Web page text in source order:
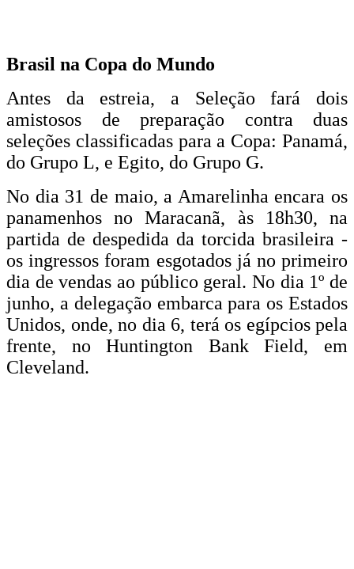
Brasil na Copa do Mundo
Antes da estreia, a Seleção fará dois
amistosos de preparação contra duas
seleções classificadas para a Copa: Panamá,
do Grupo L, e Egito, do Grupo G.
No dia 31 de maio, a Amarelinha encara os
panamenhos no Maracanã, às 18h30, na
partida de despedida da torcida brasileira -
os ingressos foram esgotados já no primeiro
dia de vendas ao público geral. No dia 1º de
junho, a delegação embarca para os Estados
Unidos, onde, no dia 6, terá os egípcios pela
frente, no Huntington Bank Field, em
Cleveland.